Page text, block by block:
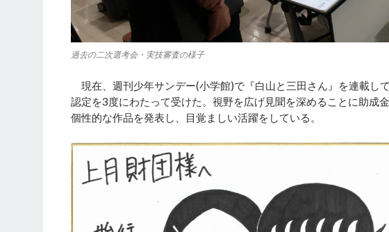
過去の二次選考会・実技審査の様子
現在、週刊少年サンデー(小学館)で『白山と三田さん』を連載し
認定を3度にわたって受けた。視野を広げ見聞を深めることに助成
個性的な作品を発表し、目覚ましい活躍をしている。